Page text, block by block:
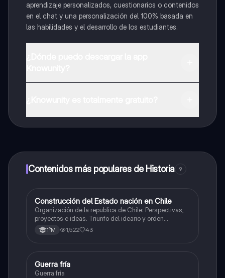
aprendizaje personalizados, cuestionarios o contenidos
en el chat y una personalización del 100% basada en
las habilidades y el desarrollo de los estudiantes.
a determinadas funciones.
Contenidos más populares de Historia 9
Historia
Construcción del Estado nación en Chile
Organización de la republica de Chile: Perspectivas,
proyectos e ideas. Triunfo del ideario y orden
conservador. Constitución de 1833. "Era Portaliana"
1°M 1,522 43
GHistoria
Guerra fría
Guerra fría